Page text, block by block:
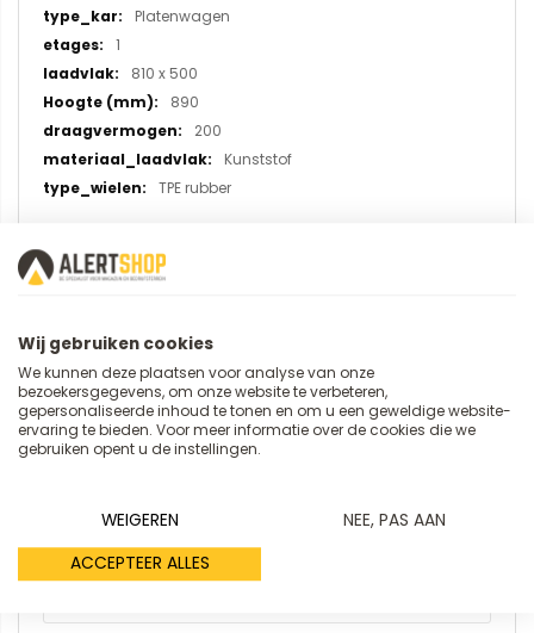
Platenwagen
1
810 x 500
890
200
Kunststof
TPE rubber
Kunststof platformwagen 3130,
laadvlak 810x500 mm
Uw naam
Samenvatting
Wij gebruiken cookies
We kunnen deze plaatsen voor analyse van onze
bezoekersgegevens, om onze website te verbeteren,
gepersonaliseerde inhoud te tonen en om u een geweldige website-
ervaring te bieden. Voor meer informatie over de cookies die we
gebruiken opent u de instellingen.
WEIGEREN
NEE, PAS AAN
ACCEPTEER ALLES